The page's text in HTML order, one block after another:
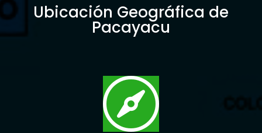
Ubicación Geográfica de
Pacayacu
